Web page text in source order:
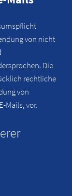
von nicht
Die
rechtliche
von
Mails, vor.